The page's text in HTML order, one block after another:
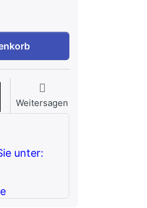
zu 3.765,55 €, Menge
Weitersagen
unter: